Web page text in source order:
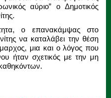
αύριο” ο Δημοτικός
ο επανακάμψας στο
να καταλάβει την θέση
μια και ο λόγος που
ήταν σχετικός με την μη